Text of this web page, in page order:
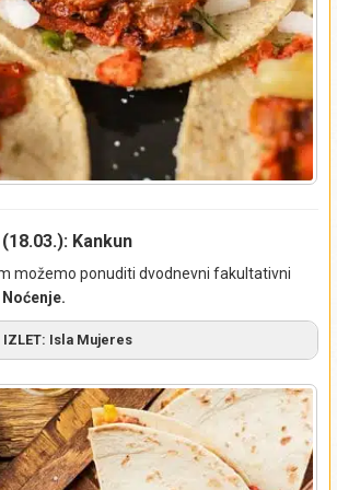
El Caracol
Cenote Ik Kil
(18.03.): Kankun
možemo ponuditi dvodnevni fakultativni
IZLET: Isla Mujeres
krećemo na dvodnevni fakultativni izlet
–Isla Muheres(Isla Mujeres). Autobuski
Kankuna, ukrcavanje na brod i nakon
minuta, dolazak na ostrvo. Odlazak do
sobe. Ovo relativno malo ostrvo dužine 7